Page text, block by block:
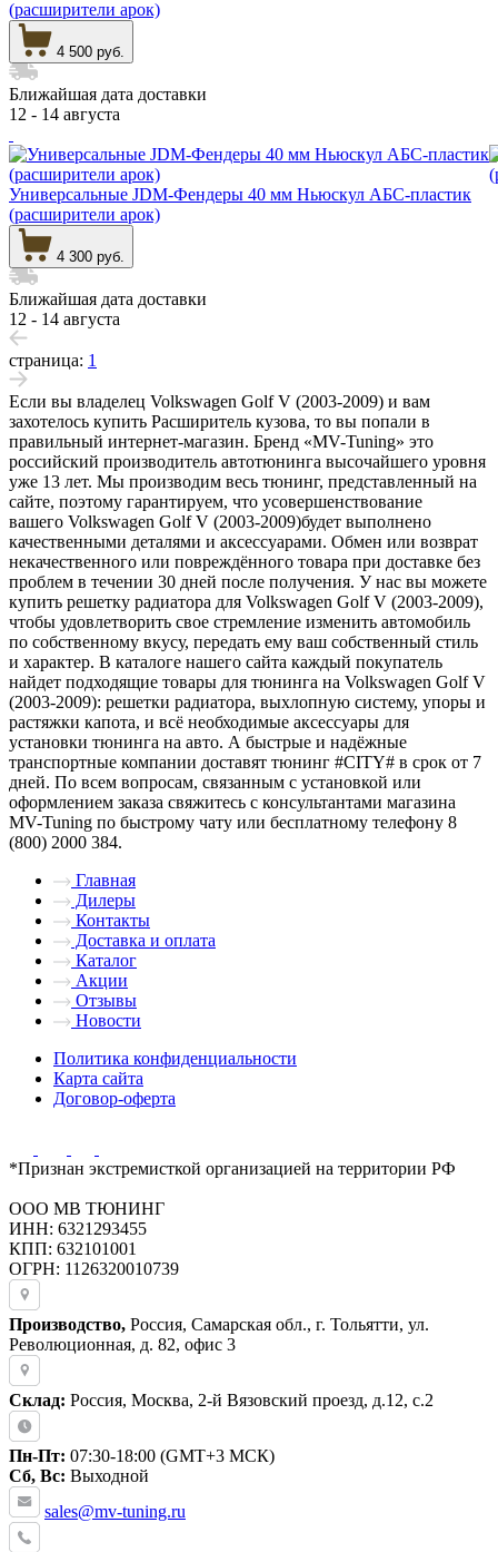
(расширители арок)
4 500 руб.
Ближайшая дата доставки
12 - 14 августа
Универсальные JDM-Фендеры 40 мм Ньюскул АБС-пластик
(расширители арок)
4 300 руб.
Ближайшая дата доставки
12 - 14 августа
страница: 1
Если вы владелец Volkswagen Golf V (2003-2009) и вам
захотелось купить Расширитель кузова, то вы попали в
правильный интернет-магазин. Бренд «MV-Tuning» это
российский производитель автотюнинга высочайшего уровня
уже 13 лет. Мы производим весь тюнинг, представленный на
сайте, поэтому гарантируем, что усовершенствование
вашего Volkswagen Golf V (2003-2009)будет выполнено
качественными деталями и аксессуарами. Обмен или возврат
некачественного или повреждённого товара при доставке без
проблем в течении 30 дней после получения. У нас вы можете
купить решетку радиатора для Volkswagen Golf V (2003-2009),
чтобы удовлетворить свое стремление изменить автомобиль
по собственному вкусу, передать ему ваш собственный стиль
и характер. В каталоге нашего сайта каждый покупатель
найдет подходящие товары для тюнинга на Volkswagen Golf V
(2003-2009): решетки радиатора, выхлопную систему, упоры и
растяжки капота, и всё необходимые аксессуары для
установки тюнинга на авто. А быстрые и надёжные
транспортные компании доставят тюнинг #CITY# в срок от 7
дней. По всем вопросам, связанным с установкой или
оформлением заказа свяжитесь с консультантами магазина
MV-Tuning по быстрому чату или бесплатному телефону 8
(800) 2000 384.
Главная
Дилеры
Контакты
Доставка и оплата
Каталог
Акции
Отзывы
Новости
Политика конфиденциальности
Карта сайта
Договор-оферта
*Признан экстремисткой организацией на территории РФ
ООО МВ ТЮНИНГ
ИНН: 6321293455
КПП: 632101001
ОГРН: 1126320010739
Производство, Россия, Самарская обл., г. Тольятти, ул.
Революционная, д. 82, офис 3
Склад: Россия, Москва, 2-й Вязовский проезд, д.12, с.2
Пн-Пт: 07:30-18:00 (GMT+3 МСК)
Сб, Вс: Выходной
sales@mv-tuning.ru